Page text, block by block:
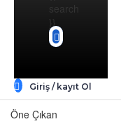
search
}}
Giriş / kayıt Ol
Öne Çıkan